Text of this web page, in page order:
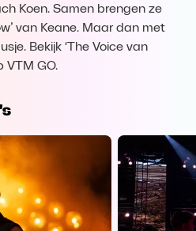
Koen. Samen brengen ze
van Keane. Maar dan met
Bekijk ‘The Voice van
VTM GO.